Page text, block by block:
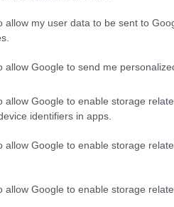
allow my user data to be sent to
allow Google to send me
allow Google to enable storage
identifiers in apps.
allow Google to enable storage
allow Google to enable storage
e motivati. Vogliamo
Ferrero -, Pesaro è
di esperienza e che
in campo tutta la
volta che siamo riusciti
Ritroveremo Matteo
per noi negli anni
dispiace che non ci sia